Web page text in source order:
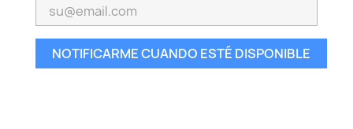
NOTIFICARME CUANDO ESTÉ DISPONIBLE